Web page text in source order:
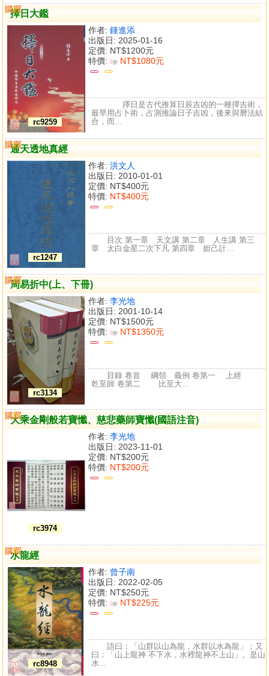
擇日大鑑
rc9259
作者: 鍾進添
出版日: 2025-01-16
定價: NT$1200元
特價: 9折 NT$1080元
購買
比較
擇日是古代推算日辰吉凶的一種擇吉術，
最早用占卜術，占測推論日子吉凶，後來與曆法結
合，而...
通天透地真經
rc1247
作者: 洪文人
出版日: 2010-01-01
定價: NT$400元
特價: NT$400元
購買
比較
目次 第一章 天文講 第二章 人生講 第三
章 太白金星二次下凡 第四章 妲己計...
周易折中(上、下冊)
rc3134
作者: 李光地
出版日: 2001-10-14
定價: NT$1500元
特價: 9折 NT$1350元
購買
比較
目錄 卷首 綱領 義例 卷第一 上經
乾至師 卷第二 比至大...
大乘金剛般若寶懺、慈悲藥師寶懺(國語注音)
rc3974
作者: 李光地
出版日: 2023-11-01
定價: NT$200元
特價: NT$200元
購買
比較
水龍經
rc8948
作者: 曾子南
出版日: 2022-02-05
定價: NT$250元
特價: 9折 NT$225元
購買
比較
語曰：「山群以山為龍，水群以水為龍」；又
曰：「山上龍神 不下水，水裡龍神不上山」。是山
水...